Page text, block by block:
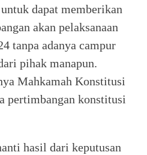
dapat memberikan
akan pelaksanaan
tanpa adanya campur
pihak manapun.
Mahkamah Konstitusi
pertimbangan konstitusi
hasil dari keputusan